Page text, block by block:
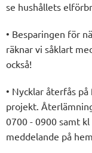
se hushållets
• Besparingen för
räknar vi såklart
också!
• Nycklar återfås
projekt.
0700 - 0900 samt
meddelande på